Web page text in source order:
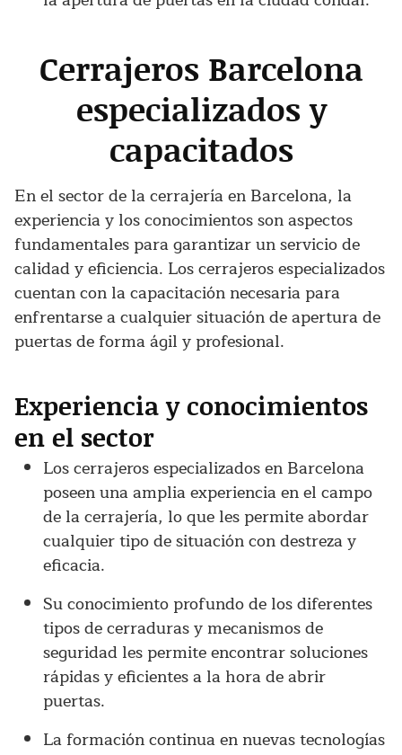
Cerrajeros Barcelona
especializados y
capacitados
En el sector de la cerrajería en Barcelona, la
experiencia y los conocimientos son aspectos
fundamentales para garantizar un servicio de
calidad y eficiencia. Los cerrajeros especializados
cuentan con la capacitación necesaria para
enfrentarse a cualquier situación de apertura de
puertas de forma ágil y profesional.
Experiencia y conocimientos
en el sector
Los cerrajeros especializados en Barcelona
poseen una amplia experiencia en el campo
de la cerrajería, lo que les permite abordar
cualquier tipo de situación con destreza y
eficacia.
Su conocimiento profundo de los diferentes
tipos de cerraduras y mecanismos de
seguridad les permite encontrar soluciones
rápidas y eficientes a la hora de abrir
puertas.
La formación continua en nuevas tecnologías